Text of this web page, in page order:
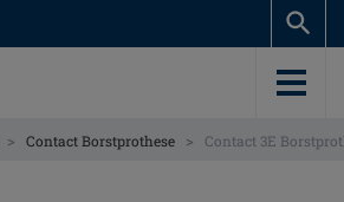
> Contact Borstprothese > Contact 3E